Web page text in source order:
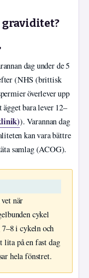
graviditet?
dag under de 5
(NHS (brittisk
överlever upp
bara lever 12–
). Varannan dag
kan vara bättre
samlag (ACOG).
när
cykel
i cykeln och
på en fast dag
hela fönstret.